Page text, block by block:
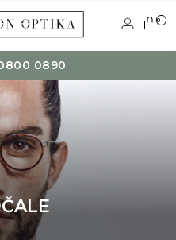
0
0890